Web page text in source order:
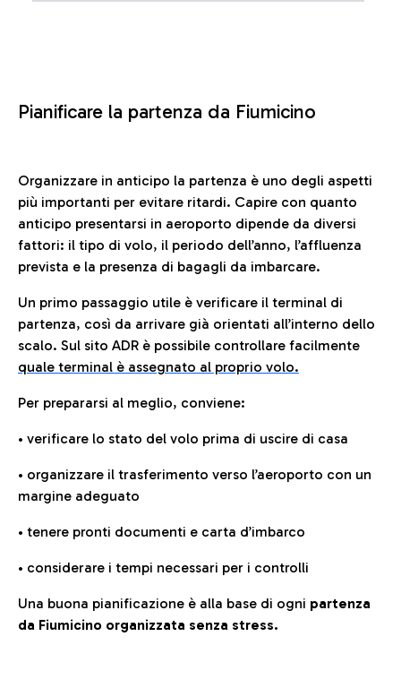
Pianificare la partenza da Fiumicino
Organizzare in anticipo la partenza è uno degli aspetti
più importanti per evitare ritardi. Capire con quanto
anticipo presentarsi in aeroporto dipende da diversi
fattori: il tipo di volo, il periodo dell’anno, l’affluenza
prevista e la presenza di bagagli da imbarcare.
Un primo passaggio utile è verificare il terminal di
partenza, così da arrivare già orientati all’interno dello
scalo. Sul sito ADR è possibile controllare facilmente
quale terminal è assegnato al proprio volo.
Per prepararsi al meglio, conviene:
• verificare lo stato del volo prima di uscire di casa
• organizzare il trasferimento verso l’aeroporto con un
margine adeguato
• tenere pronti documenti e carta d’imbarco
• considerare i tempi necessari per i controlli
Una buona pianificazione è alla base di ogni partenza
da Fiumicino organizzata senza stress.